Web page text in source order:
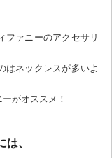
ファニーのアクセサリ
はネックレスが多いよ
がオススメ！
、